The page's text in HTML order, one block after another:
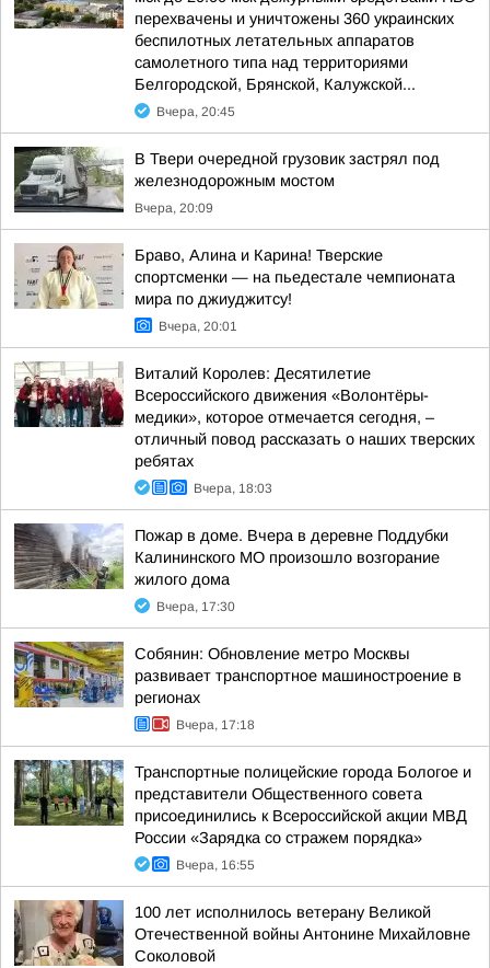
перехвачены и уничтожены 360 украинских
беспилотных летательных аппаратов
самолетного типа над территориями
Белгородской, Брянской, Калужской...
Вчера, 20:45
В Твери очередной грузовик застрял под
железнодорожным мостом
Вчера, 20:09
Браво, Алина и Карина! Тверские
спортсменки — на пьедестале чемпионата
мира по джиуджитсу!
Вчера, 20:01
Виталий Королев: Десятилетие
Всероссийского движения «Волонтёры-
медики», которое отмечается сегодня, –
отличный повод рассказать о наших тверских
ребятах
Вчера, 18:03
Пожар в доме. Вчера в деревне Поддубки
Калининского МО произошло возгорание
жилого дома
Вчера, 17:30
Собянин: Обновление метро Москвы
развивает транспортное машиностроение в
регионах
Вчера, 17:18
Транспортные полицейские города Бологое и
представители Общественного совета
присоединились к Всероссийской акции МВД
России «Зарядка со стражем порядка»
Вчера, 16:55
100 лет исполнилось ветерану Великой
Отечественной войны Антонине Михайловне
Соколовой